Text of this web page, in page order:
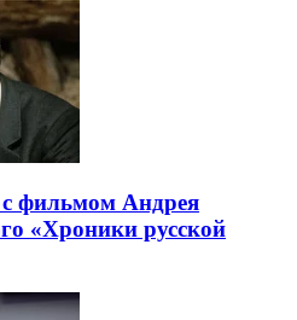
с фильмом Андрея
«Хроники русской